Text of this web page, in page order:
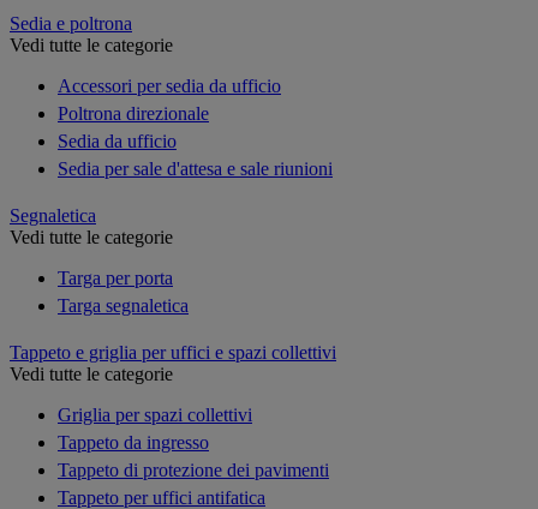
Sedia e poltrona
Vedi tutte le categorie
Accessori per sedia da ufficio
Poltrona direzionale
Sedia da ufficio
Sedia per sale d'attesa e sale riunioni
Segnaletica
Vedi tutte le categorie
Targa per porta
Targa segnaletica
Tappeto e griglia per uffici e spazi collettivi
Vedi tutte le categorie
Griglia per spazi collettivi
Tappeto da ingresso
Tappeto di protezione dei pavimenti
Tappeto per uffici antifatica